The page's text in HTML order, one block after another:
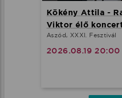
Kökény Attila -
Viktor élő
Aszód, XXXI. Fesztivál
2026.08.19 20:00